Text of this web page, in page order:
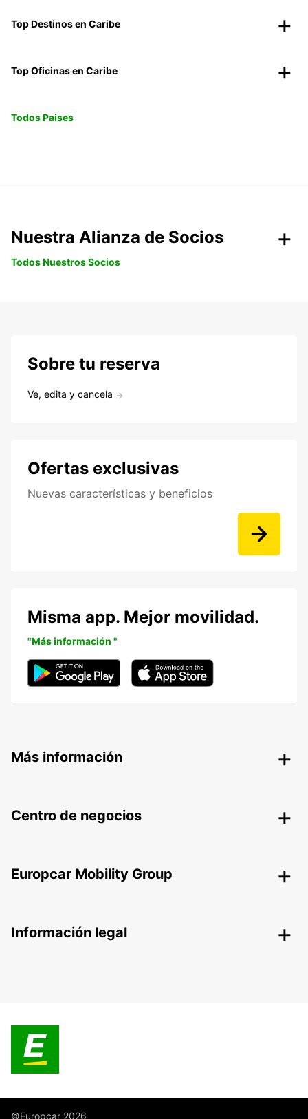
Top Destinos en Caribe
Top Oficinas en Caribe
Todos Paises
Nuestra Alianza de Socios
Todos Nuestros Socios
Sobre tu reserva
Ve, edita y cancela
Ofertas exclusivas
Nuevas características y beneficios
Misma app. Mejor movilidad.
"Más información "
Más información
Centro de negocios
Europcar Mobility Group
Información legal
©Europcar 2026